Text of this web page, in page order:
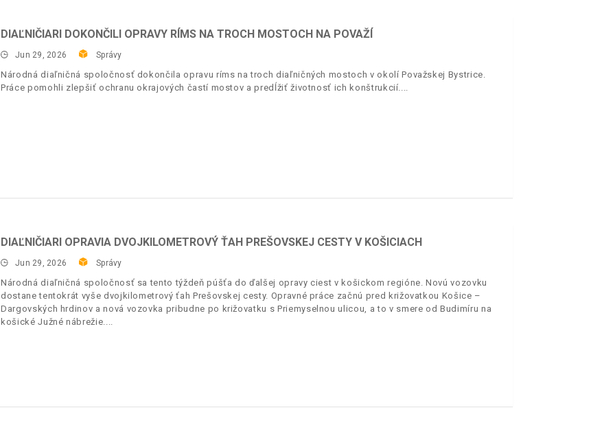
DIAĽNIČIARI DOKONČILI OPRAVY RÍMS NA TROCH MOSTOCH NA POVAŽÍ
Jun 29, 2026 Správy
Národná diaľničná spoločnosť dokončila opravu ríms na troch diaľničných mostoch v okolí Považskej Bystrice.
Práce pomohli zlepšiť ochranu okrajových častí mostov a predĺžiť životnosť ich konštrukcií.
DIAĽNIČIARI OPRAVIA DVOJKILOMETROVÝ ŤAH PREŠOVSKEJ CESTY V KOŠICIACH
Jun 29, 2026 Správy
Národná diaľničná spoločnosť sa tento týždeň púšťa do ďalšej opravy ciest v košickom regióne. Novú vozovku
dostane tentokrát vyše dvojkilometrový ťah Prešovskej cesty. Opravné práce začnú pred križovatkou Košice –
Dargovských hrdinov a nová vozovka pribudne po križovatku s Priemyselnou ulicou, a to v smere od Budimíru na
košické Južné nábrežie.